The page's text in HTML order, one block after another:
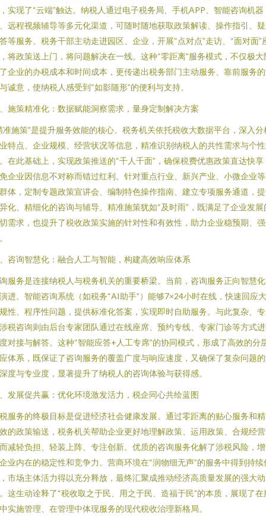
实现了“云端”触达。纳税人通过电子税务局、手机APP、智能咨询机器
远程视频辅导等多元化渠道，可随时随地获取政策解读、操作指引、
等服务。税务干部主动走进园区、企业，开展“点对点”走访、“面对面”
将政策送上门，将问题解决在一线。这种“零距离”服务模式，不仅极大
企业的办税成本和时间成本，更传递出税务部门主动服务、靠前服务
诚意，使纳税人感受到“如影随形”的便利与支持。
施策精准化：数据赋能洞察需求，量身定制解决方案
准施策”是提升服务效能的核心。税务机关依托税收大数据平台，深入分
特点、企业规模、经营状况等信息，精准识别纳税人的共性需求与个
在此基础上，实现政策推送的“千人千面”，确保税费优惠政策直达快享
企业因信息不对称而错过红利。针对重点行业、新兴产业、小微企业
体，定制专题政策宣讲会、编制特色操作指南、建立专项服务通道，
化、精细化的咨询与辅导。精准施策犹如“及时雨”，既满足了企业发展
需求，也提升了税收政策实施的针对性和有效性，助力企业稳预期、
咨询智慧化：融合人工与智能，构建高效响应体系
服务是连接纳税人与税务机关的重要桥梁。当前，咨询服务正向智慧
进。智能咨询系统（如税务“AI助手”）能够7×24小时在线，快速回应
性、程序性问题，提供标准化答案，实现即时自助服务。与此复杂、
税咨询则由后台专家团队通过在线座席、预约专线、专家门诊等方式
对接与解答。这种“智能应答+人工专席”的协同模式，形成了高效的分
体系，既保证了咨询服务的覆盖广度与响应速度，又确保了复杂问题
度与专业度，显著提升了纳税人的咨询体验与获得感。
发展促共赢：优化环境激发活力，税企同心共绘蓝图
服务的终极目标是促进经济社会健康发展。通过零距离的贴心服务和
的政策输送，税务机关帮助企业更好地理解政策、运用政策、合规经
减轻负担、轻装上阵、专注创新。优质的咨询服务化解了涉税风险，
业内在的稳定性和竞争力。营商环境在“润物细无声”的服务中得到持续
市场主体活力得以充分释放，最终汇聚成推动经济高质量发展的强大动
这生动诠释了“税收取之于民、用之于民、造福于民”的本质，展现了在
实施管理、在管理中体现服务的现代税收治理新格局。